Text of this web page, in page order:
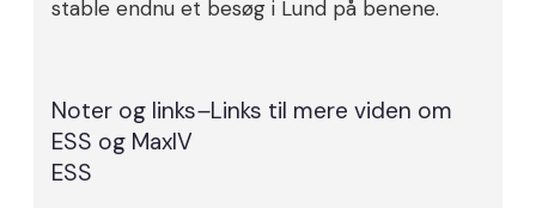
stable endnu et besøg i Lund på benene.
Noter og links–Links til mere viden om
ESS og MaxIV
ESS